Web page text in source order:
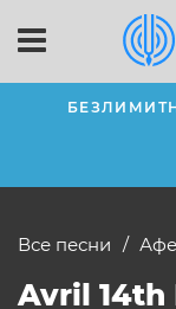
Все песни
Avril 14th